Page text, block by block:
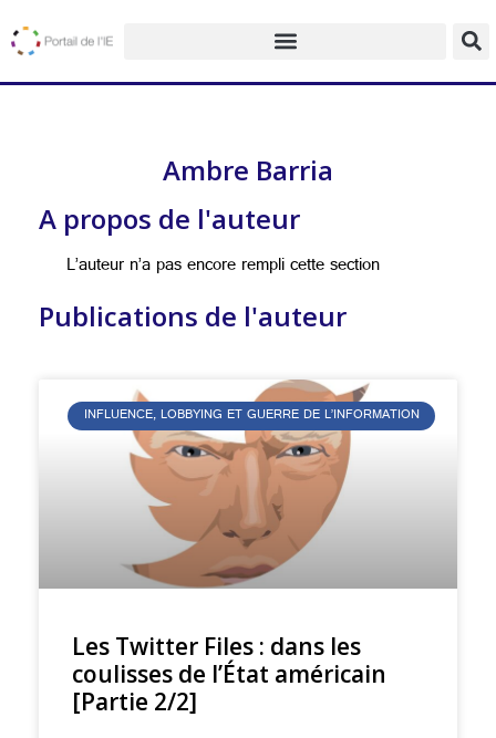
Ambre Barria
A propos de l'auteur
L’auteur n’a pas encore rempli cette section
Publications de l'auteur
INFLUENCE, LOBBYING ET GUERRE DE L’INFORMATION
Les Twitter Files : dans les
coulisses de l’État américain
[Partie 2/2]